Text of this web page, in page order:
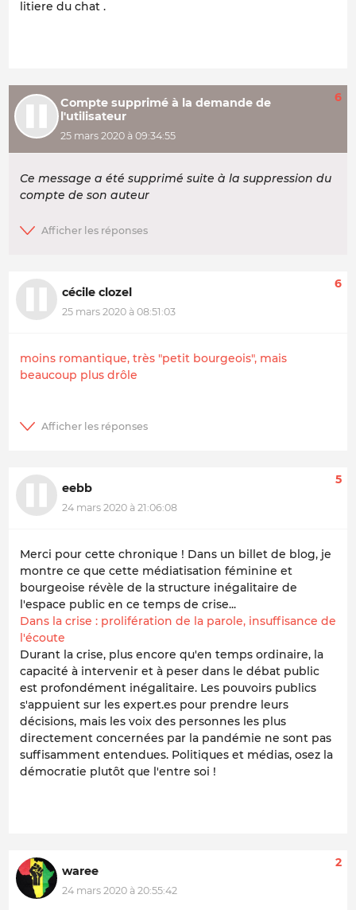
litiere du chat .
Compte supprimé à la demande de
l'utilisateur
25 mars 2020 à 09:34:55
6
Ce message a été supprimé suite à la suppression du
compte de son auteur
cécile clozel
25 mars 2020 à 08:51:03
6
moins romantique, très "petit bourgeois", mais
beaucoup plus drôle
eebb
24 mars 2020 à 21:06:08
5
Merci pour cette chronique ! Dans un billet de blog, je
montre ce que cette médiatisation féminine et
bourgeoise révèle de la structure inégalitaire de
l'espace public en ce temps de crise...
Dans la crise : prolifération de la parole, insuffisance de
l'écoute
Durant la crise, plus encore qu'en temps ordinaire, la
capacité à intervenir et à peser dans le débat public
est profondément inégalitaire. Les pouvoirs publics
s'appuient sur les expert.es pour prendre leurs
décisions, mais les voix des personnes les plus
directement concernées par la pandémie ne sont pas
suffisamment entendues. Politiques et médias, osez la
démocratie plutôt que l'entre soi !
waree
24 mars 2020 à 20:55:42
2